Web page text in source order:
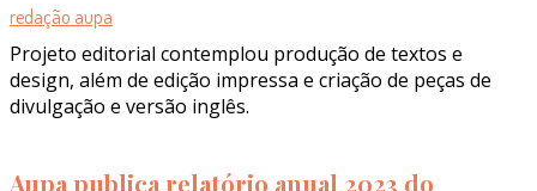
redação aupa
Projeto editorial contemplou produção de textos e
design, além de edição impressa e criação de peças de
divulgação e versão inglês.
Aupa publica relatório anual 2023 do